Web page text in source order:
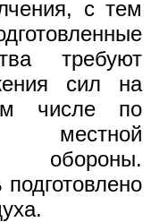
с тем
требуют
сил на
числе по
обороны.